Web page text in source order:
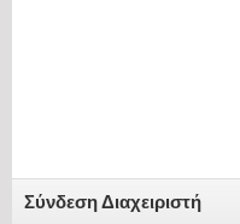
Σύνδεση Διαχειριστή